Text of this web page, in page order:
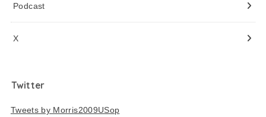
Podcast
X
Twitter
Tweets by Morris2009USop